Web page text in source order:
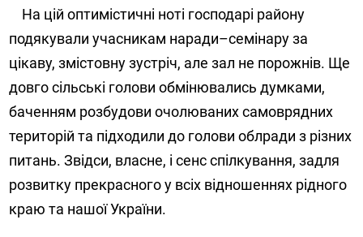
На цій оптимістичні ноті господарі району
подякували учасникам наради–семінару за
цікаву, змістовну зустріч, але зал не порожнів. Ще
довго сільські голови обмінювались думками,
баченням розбудови очолюваних самоврядних
територій та підходили до голови облради з різних
питань. Звідси, власне, і сенс спілкування, задля
розвитку прекрасного у всіх відношеннях рідного
краю та нашої України.